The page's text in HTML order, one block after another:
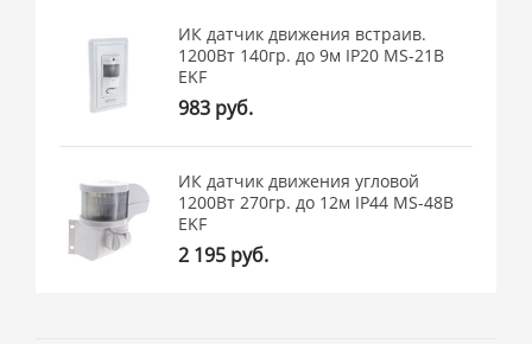
ИК датчик движения встраив.
1200Вт 140гр. до 9м IP20 MS-21B
EKF
983 руб.
ИК датчик движения угловой
1200Вт 270гр. до 12м IP44 MS-48B
EKF
2 195 руб.